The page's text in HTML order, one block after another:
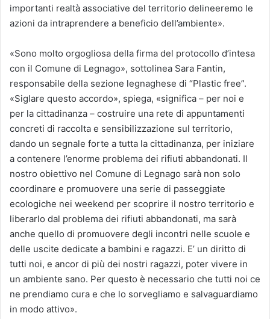
importanti realtà associative del territorio delineeremo le
azioni da intraprendere a beneficio dell’ambiente».
«Sono molto orgogliosa della firma del protocollo d’intesa
con il Comune di Legnago», sottolinea Sara Fantin,
responsabile della sezione legnaghese di “Plastic free”.
«Siglare questo accordo», spiega, «significa – per noi e
per la cittadinanza – costruire una rete di appuntamenti
concreti di raccolta e sensibilizzazione sul territorio,
dando un segnale forte a tutta la cittadinanza, per iniziare
a contenere l’enorme problema dei rifiuti abbandonati. Il
nostro obiettivo nel Comune di Legnago sarà non solo
coordinare e promuovere una serie di passeggiate
ecologiche nei weekend per scoprire il nostro territorio e
liberarlo dal problema dei rifiuti abbandonati, ma sarà
anche quello di promuovere degli incontri nelle scuole e
delle uscite dedicate a bambini e ragazzi. E’ un diritto di
tutti noi, e ancor di più dei nostri ragazzi, poter vivere in
un ambiente sano. Per questo è necessario che tutti noi ce
ne prendiamo cura e che lo sorvegliamo e salvaguardiamo
in modo attivo».